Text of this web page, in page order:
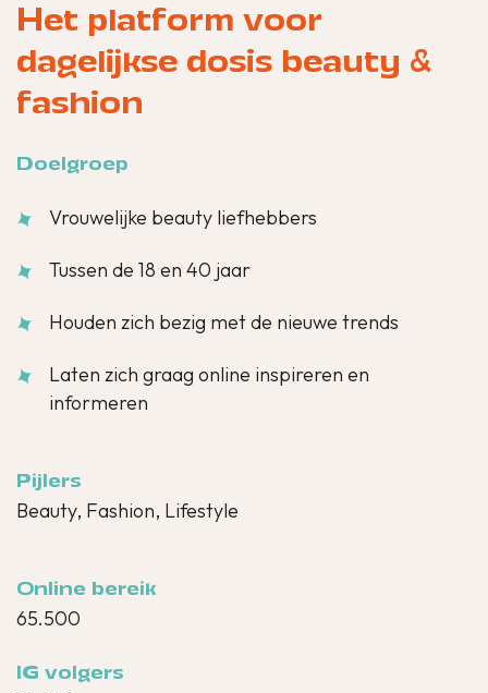
Het platform voor
dagelijkse dosis beauty &
fashion
Doelgroep
Vrouwelijke beauty liefhebbers
Tussen de 18 en 40 jaar
Houden zich bezig met de nieuwe trends
Laten zich graag online inspireren en
informeren
Pijlers
Beauty, Fashion, Lifestyle
Online bereik
65.500
IG volgers